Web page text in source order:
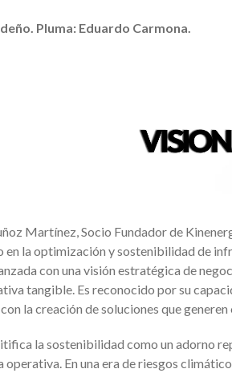
Pluma: Eduardo Carmona.
Martínez, Socio Fundador de
en la optimización y sostenibilidad de
con una visión estratégica de
tangible. Es reconocido por su
la creación de soluciones que
la sostenibilidad como un adorno
operativa. En una era de riesgos